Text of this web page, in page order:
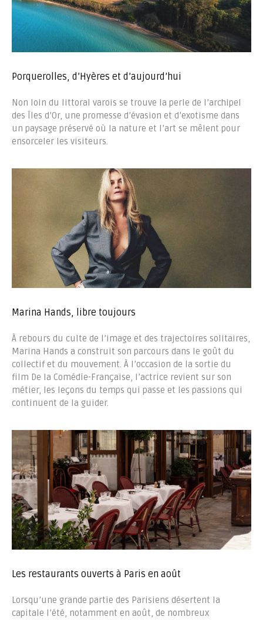
Porquerolles, d’Hyères et d’aujourd’hui
Non loin du littoral varois se trouve la perle de l’archipel
des Îles d’Or, une promesse d’évasion et d’exotisme dans
un paysage préservé où la nature et l’art se mêlent pour
ensorceler les visiteurs.
Marina Hands, libre toujours
À rebours du culte de l’image et des trajectoires solitaires,
Marina Hands a construit son parcours dans le goût du
collectif et du mouvement. À l’occasion de la sortie du
film De la Comédie-Française, l’actrice revient sur son
métier, les leçons du temps qui passe et les passions qui
continuent de la guider.
Les restaurants ouverts à Paris en août
Lorsqu’une grande partie des Parisiens désertent la
capitale l’été, notamment en août, de nombreux